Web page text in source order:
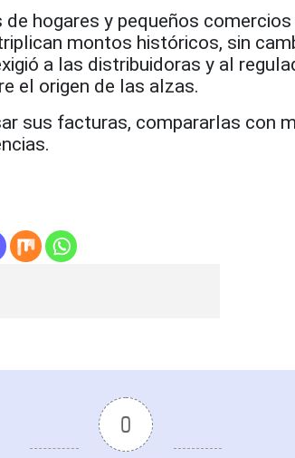
hogares y pequeños
montos históricos, sin
a las distribuidoras y al
el origen de las alzas.
sus facturas, compararlas con
0